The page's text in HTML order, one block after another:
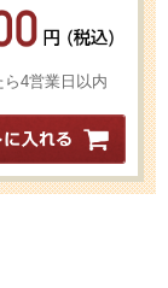
ら4営業日以内